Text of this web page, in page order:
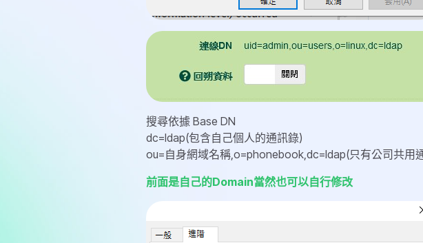
搜尋依據 Base DN
dc=ldap(包含自己個人的通訊錄)
ou=自身網域名稱,o=phonebook,dc=ldap(只有公司共用
前面是自己的Domain當然也可以自行修改